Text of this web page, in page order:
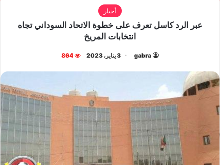
أخبار
عبر الرد كاسل تعرف على خطوة الاتحاد السوداني تجاه
انتخابات المريخ
gabra 3 يناير، 2023 864